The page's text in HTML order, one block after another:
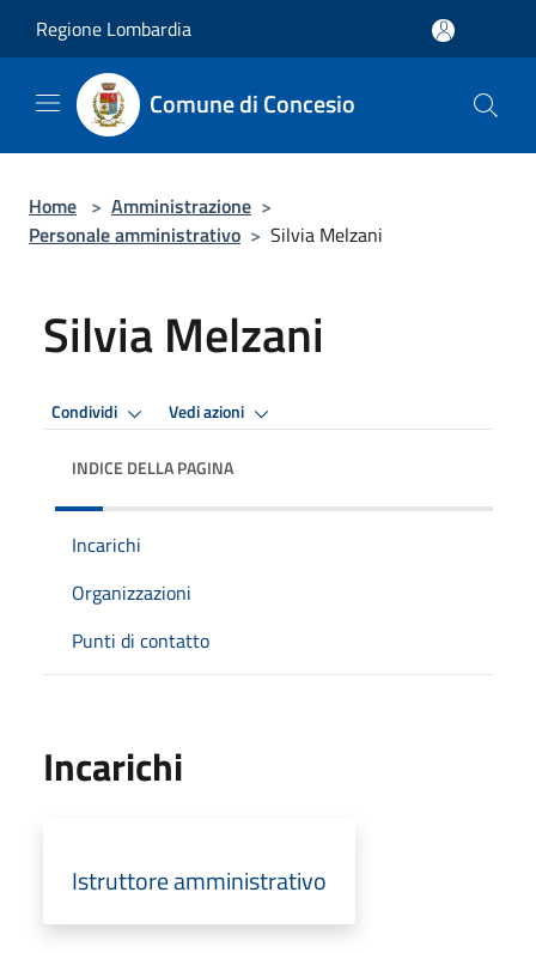
Regione Lombardia
Comune di Concesio
Home > Amministrazione >
Personale amministrativo > Silvia Melzani
Silvia Melzani
Condividi Vedi azioni
INDICE DELLA PAGINA
Incarichi
Organizzazioni
Punti di contatto
Incarichi
Istruttore amministrativo